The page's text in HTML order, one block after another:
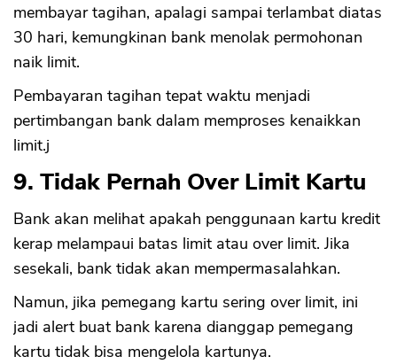
membayar tagihan, apalagi sampai terlambat diatas
30 hari, kemungkinan bank menolak permohonan
naik limit.
Pembayaran tagihan tepat waktu menjadi
pertimbangan bank dalam memproses kenaikkan
limit.j
9. Tidak Pernah Over Limit Kartu
Bank akan melihat apakah penggunaan kartu kredit
kerap melampaui batas limit atau over limit. Jika
sesekali, bank tidak akan mempermasalahkan.
Namun, jika pemegang kartu sering over limit, ini
jadi alert buat bank karena dianggap pemegang
kartu tidak bisa mengelola kartunya.